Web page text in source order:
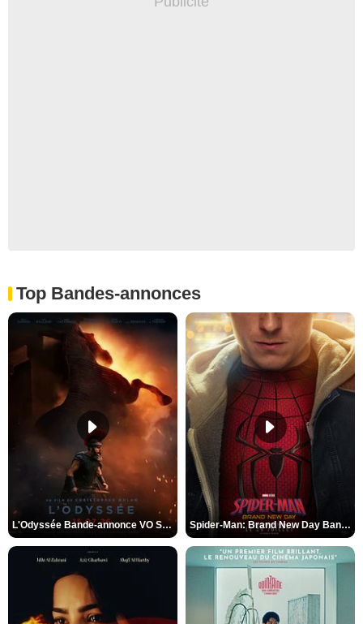
Top Bandes-annonces
L'Odyssée Bande-annonce VO STFR Spider-Man: Brand New Day Bande-annonce VO STFR